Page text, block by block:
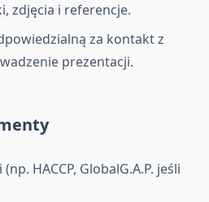
zdjęcia i referencje.
za kontakt z
prezentacji.
HACCP, GlobalG.A.P. jeśli